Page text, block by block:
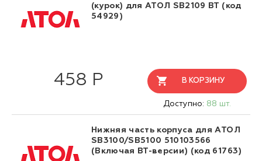
(курок) для АТОЛ SB2109 BT (код
54929)
458 Р В КОРЗИНУ
Доступно: 88 шт.
Нижняя часть корпуса для АТОЛ
SB3100/SB5100 510103566
(Включая BT-версии) (код 61763)